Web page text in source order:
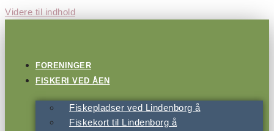
Videre til indhold
FORENINGER
FISKERI VED ÅEN
Fiskepladser ved Lindenborg å
Fiskekort til Lindenborg å